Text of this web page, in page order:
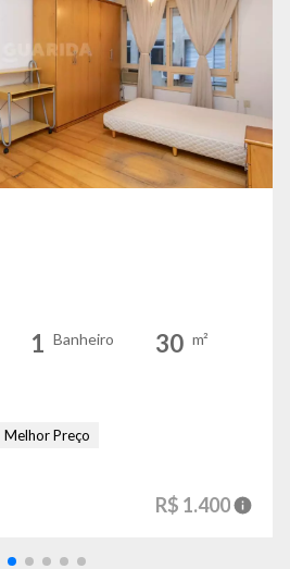
1 Banheiro 30 m²
Melhor Preço
R$ 1.400